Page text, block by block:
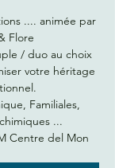
.... animée par
Flore
/ duo au choix
votre héritage
Familiales,
...
Centre del Mon